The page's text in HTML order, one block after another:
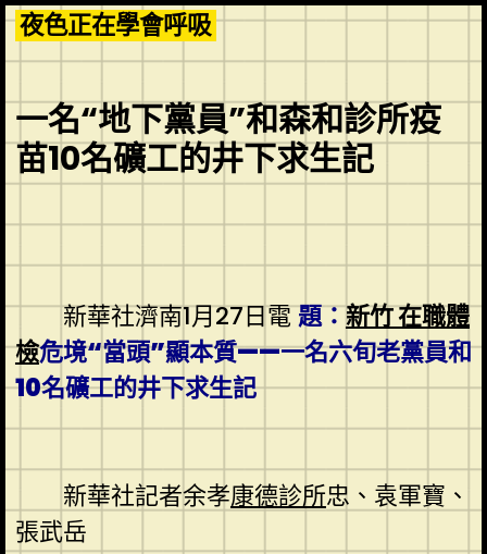
Skip
to
content
夜色正在學會呼吸
一名“地下黨員”和森和診所疫
苗10名礦工的井下求生記
新華社濟南1月27日電題：新竹 在職體
檢危境“當頭”顯本質——一名六旬老黨員和
10名礦工的井下求生記
新華社記者余孝康德診所忠、袁軍寶、
張武岳